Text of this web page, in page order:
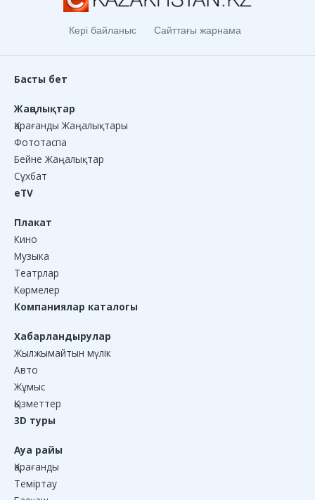
Кері байланыс Сайттағы жарнама
Басты бет
Жаңалықтар
Қарағанды Жаңалықтары
Фототаспа
Бейне Жаңалықтар
Сұхбат
eTV
Плакат
Кино
Музыка
Театрлар
Көрмелер
Компаниялар каталогы
Хабарландырулар
Жылжымайтын мүлік
Авто
Жұмыс
Қызметтер
3D туры
Ауа райы
Қарағанды
Теміртау